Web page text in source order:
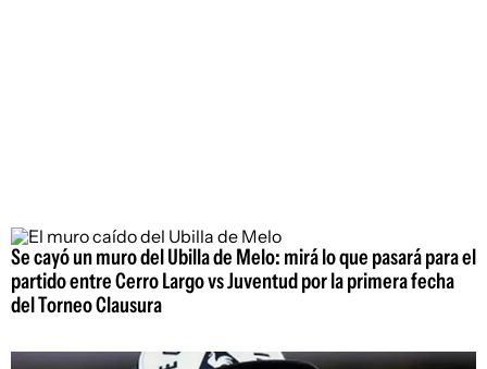
Se cayó un muro del Ubilla de Melo: mirá lo que pasará para el
partido entre Cerro Largo vs Juventud por la primera fecha
del Torneo Clausura